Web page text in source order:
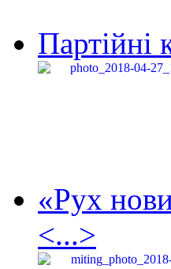
Партійні
«Рух
<...>